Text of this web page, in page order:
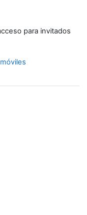
para invitados